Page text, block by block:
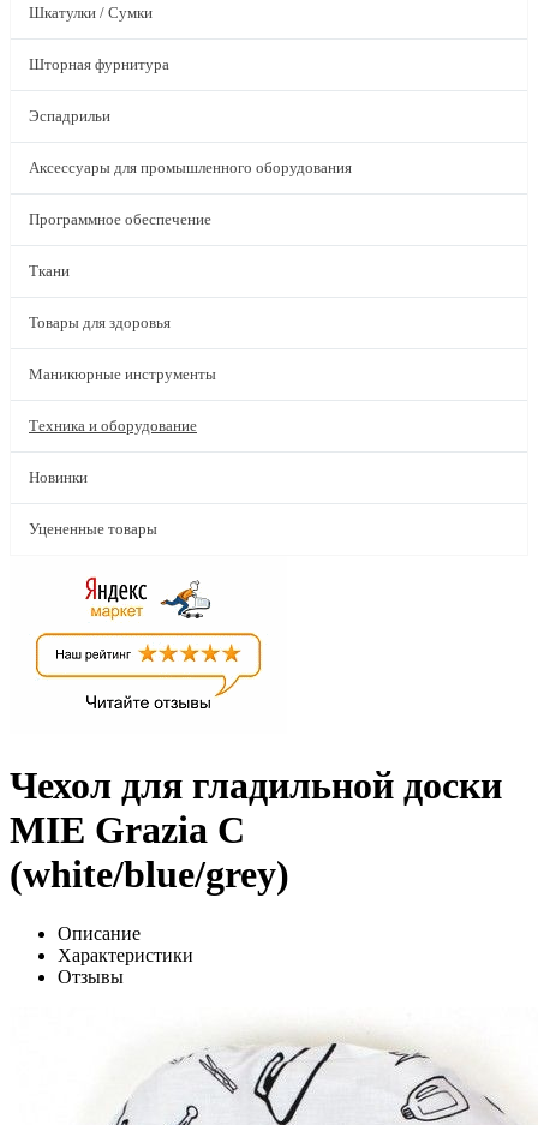
Шкатулки / Сумки
Шторная фурнитура
Эспадрильи
Аксессуары для промышленного оборудования
Программное обеспечение
Ткани
Товары для здоровья
Маникюрные инструменты
Техника и оборудование
Новинки
Уцененные товары
Чехол для гладильной доски
MIE Grazia C
(white/blue/grey)
Описание
Характеристики
Отзывы